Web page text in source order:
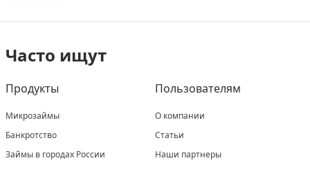
Часто ищут
Продукты
Микрозаймы
Банкротство
Займы в городах России
Пользователям
О компании
Статьи
Наши партнеры